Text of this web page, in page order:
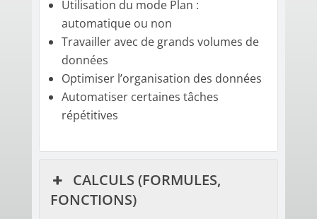
Utilisation du mode Plan :
automatique ou non
Travailler avec de grands volumes de
données
Optimiser l’organisation des données
Automatiser certaines tâches
répétitives
CALCULS (FORMULES,
FONCTIONS)